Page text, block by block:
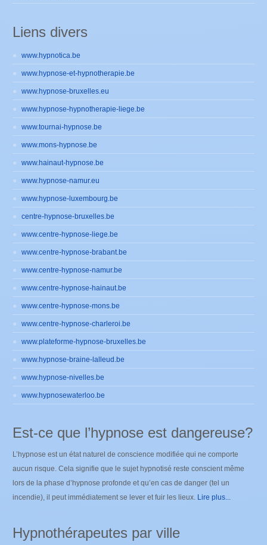
Liens divers
www.hypnotica.be
www.hypnose-et-hypnotherapie.be
www.hypnose-bruxelles.eu
www.hypnose-hypnotherapie-liege.be
www.tournai-hypnose.be
www.mons-hypnose.be
www.hainaut-hypnose.be
www.hypnose-namur.eu
www.hypnose-luxembourg.be
centre-hypnose-bruxelles.be
www.centre-hypnose-liege.be
www.centre-hypnose-brabant.be
www.centre-hypnose-namur.be
www.centre-hypnose-hainaut.be
www.centre-hypnose-mons.be
www.centre-hypnose-charleroi.be
www.plateforme-hypnose-bruxelles.be
www.hypnose-braine-lalleud.be
www.hypnose-nivelles.be
www.hypnosewaterloo.be
Est-ce que l’hypnose est dangereuse?
L’hypnose est un état naturel de conscience modifiée qui ne comporte
aucun risque. Cela signifie que le sujet hypnotisé reste conscient même
lors de la phase d’hypnose profonde et qu’en cas de danger (tel un
incendie), il peut immédiatement se lever et fuir les lieux. Lire plus...
Hypnothérapeutes par ville